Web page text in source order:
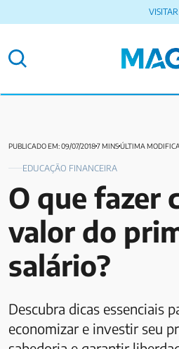
PUBLICADO EM: 09/07/20187 MINSÚLTIMA
EDUCAÇÃO FINANCEIRA
O que fazer
valor do
salário?
Descubra dicas essenciais
economizar e investir seu